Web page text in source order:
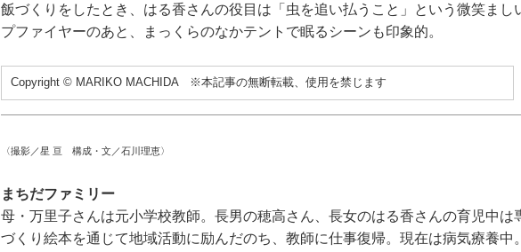
飯づくりをしたとき、はる香さんの役目は「虫を追い払うこと」という微笑まし
プファイヤーのあと、まっくらのなかテントで眠るシーンも印象的。
Copyright © MARIKO MACHIDA ※本記事の無断転載、使用を禁じます
〈撮影／星 亘 構成・文／石川理恵〉
まちだファミリー
母・万里子さんは元小学校教師。長男の穂高さん、長女のはる香さんの育児中は
づくり絵本を通じて地域活動に励んだのち、教師に仕事復帰。現在は病気療養中